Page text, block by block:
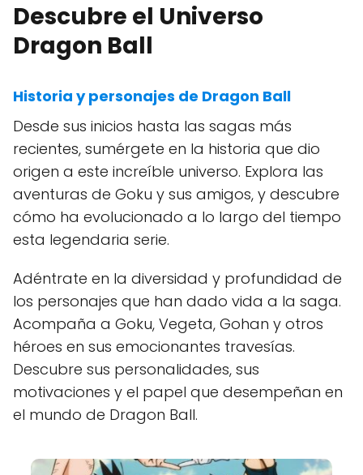
Descubre el Universo
Dragon Ball
Historia y personajes de Dragon Ball
Desde sus inicios hasta las sagas más
recientes, sumérgete en la historia que dio
origen a este increíble universo. Explora las
aventuras de Goku y sus amigos, y descubre
cómo ha evolucionado a lo largo del tiempo
esta legendaria serie.
Adéntrate en la diversidad y profundidad de
los personajes que han dado vida a la saga.
Acompaña a Goku, Vegeta, Gohan y otros
héroes en sus emocionantes travesías.
Descubre sus personalidades, sus
motivaciones y el papel que desempeñan en
el mundo de Dragon Ball.